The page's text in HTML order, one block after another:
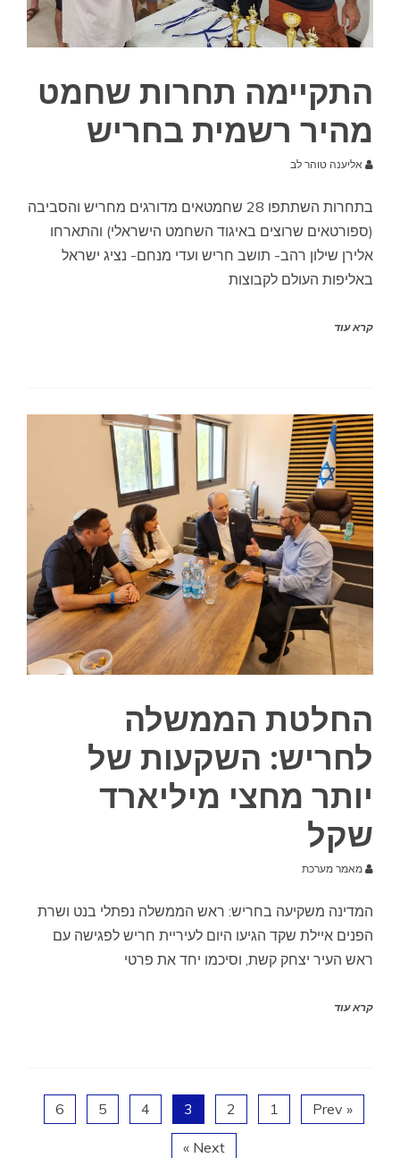
התקיימה תחרות שחמט
מהיר רשמית בחריש
אליענה טוהר לב
בתחרות השתתפו 28 שחמטאים מדורגים מחריש והסביבה
(ספורטאים שרוצים באיגוד השחמט הישראלי) והתארחו
אלירן שילון רהב- תושב חריש ועדי מנחם- נציג ישראל
באליפות העולם לקבוצות
קרא עוד
החלטת הממשלה
לחריש: השקעות של
יותר מחצי מיליארד
שקל
מאמר מערכת
המדינה משקיעה בחריש: ראש הממשלה נפתלי בנט ושרת
הפנים איילת שקד הגיעו היום לעיריית חריש לפגישה עם
ראש העיר יצחק קשת, וסיכמו יחד את פרטי
קרא עוד
« Prev
1
2
3
4
5
6
Next »